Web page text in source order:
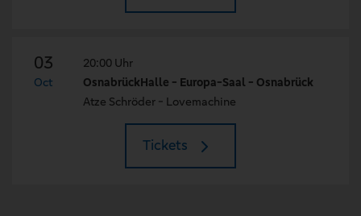
03
Oct
20:00 Uhr
OsnabrückHalle - Europa-Saal - Osnabrück
Atze Schröder - Lovemachine
Tickets